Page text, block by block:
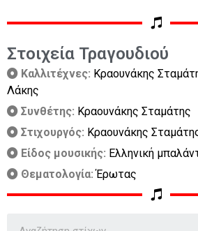
Στοιχεία Τραγουδιού
Καλλιτέχνες: Κραουνάκης
Λάκης
Συνθέτης: Κραουνάκης Σταμάτης
Στιχουργός: Κραουνάκης
Είδος μουσικής: Ελληνική
Θεματολογία:Έρωτας